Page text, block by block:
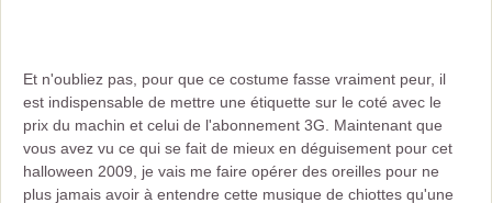
Et n'oubliez pas, pour que ce costume fasse vraiment peur, il
est indispensable de mettre une étiquette sur le coté avec le
prix du machin et celui de l'abonnement 3G. Maintenant que
vous avez vu ce qui se fait de mieux en déguisement pour cet
halloween 2009, je vais me faire opérer des oreilles pour ne
plus jamais avoir à entendre cette musique de chiottes qu'une